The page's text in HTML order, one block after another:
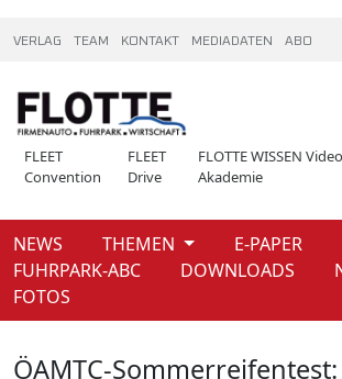
VERLAG TEAM KONTAKT MEDIADATEN ABO
FLEET
Convention
FLEET
Drive
FLOTTE WISSEN
Akademie
NEWS THEMEN E-PAPER
FUHRPARK-ABC
DOWNLOADS
FOTOS
News
ÖAMTC-